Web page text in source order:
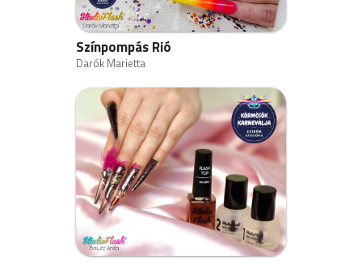
Színpompás Rió
Darók Marietta